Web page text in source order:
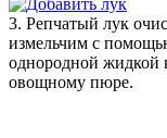
3. Репчатый лук
измельчим с
однородной
овощному пюре.